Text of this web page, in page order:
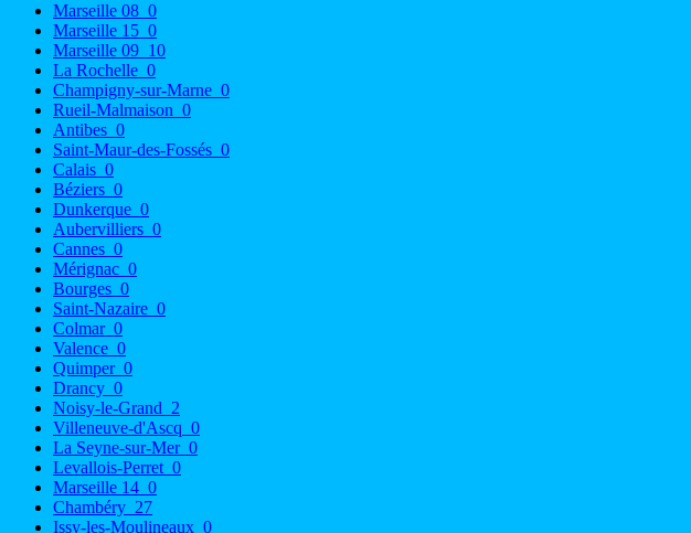
Marseille 08 0
Marseille 15 0
Marseille 09 10
La Rochelle 0
Champigny-sur-Marne 0
Rueil-Malmaison 0
Antibes 0
Saint-Maur-des-Fossés 0
Calais 0
Béziers 0
Dunkerque 0
Aubervilliers 0
Cannes 0
Mérignac 0
Bourges 0
Saint-Nazaire 0
Colmar 0
Valence 0
Quimper 0
Drancy 0
Noisy-le-Grand 2
Villeneuve-d'Ascq 0
La Seyne-sur-Mer 0
Levallois-Perret 0
Marseille 14 0
Chambéry 27
Issy-les-Moulineaux 0